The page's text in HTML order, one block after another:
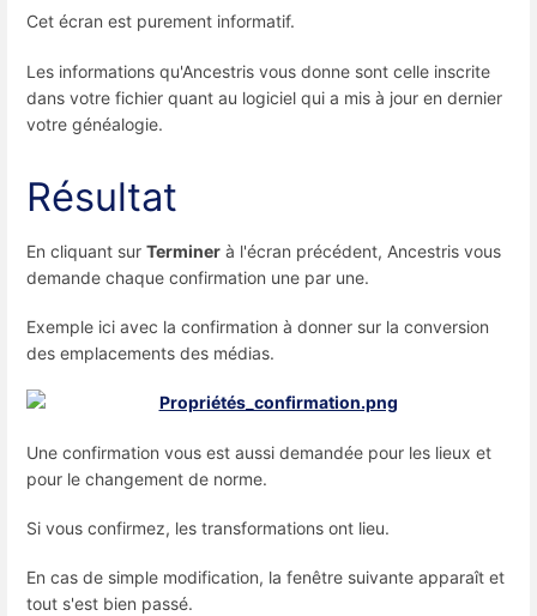
Cet écran est purement informatif.
Les informations qu'Ancestris vous donne sont celle inscrite
dans votre fichier quant au logiciel qui a mis à jour en dernier
votre généalogie.
Résultat
En cliquant sur Terminer à l'écran précédent, Ancestris vous
demande chaque confirmation une par une.
Exemple ici avec la confirmation à donner sur la conversion
des emplacements des médias.
Une confirmation vous est aussi demandée pour les lieux et
pour le changement de norme.
Si vous confirmez, les transformations ont lieu.
En cas de simple modification, la fenêtre suivante apparaît et
tout s'est bien passé.